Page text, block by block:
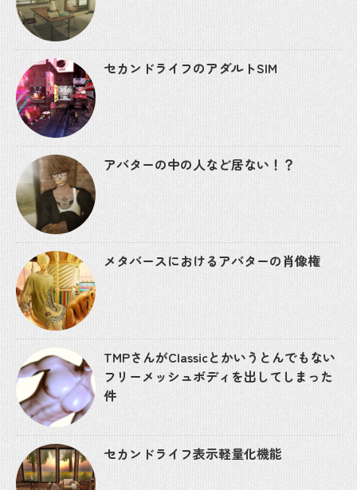
セカンドライフのアダルトSIM
アバターの中の人など居ない！？
メタバースにおけるアバターの肖像権
TMPさんがClassicとかいうとんでもない
フリーメッシュボディを出してしまった
件
セカンドライフ表示軽量化機能